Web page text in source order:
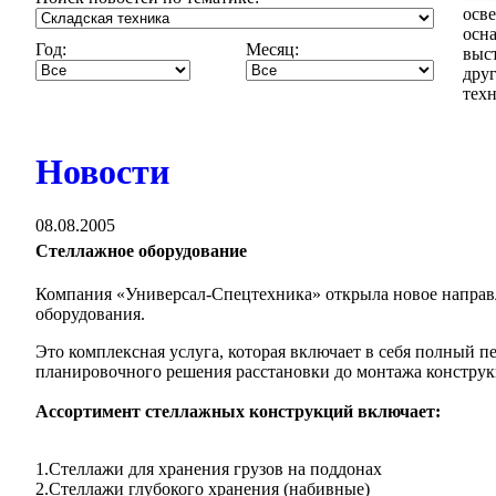
Год: Месяц:
Новости
08.08.2005
Стеллажное оборудование
Компания «Универсал-Спецтехника» открыла новое
оборудования.
Это комплексная услуга, которая включает в себя полный
планировочного решения расстановки до монтажа
Ассортимент стеллажных конструкций включает:
1.Стеллажи для хранения грузов на поддонах
2.Стеллажи глубокого хранения (набивные)